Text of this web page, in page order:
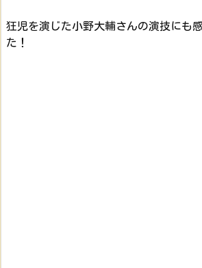
狂児を演じた小野大輔さんの演技にも
た！